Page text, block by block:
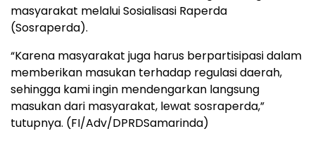
masyarakat melalui Sosialisasi Raperda
(Sosraperda).
“Karena masyarakat juga harus berpartisipasi dalam
memberikan masukan terhadap regulasi daerah,
sehingga kami ingin mendengarkan langsung
masukan dari masyarakat, lewat sosraperda,”
tutupnya. (FI/Adv/DPRDSamarinda)